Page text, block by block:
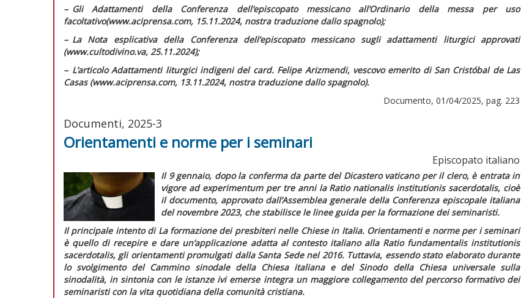
–GliAdattamenti della Conferenza dell’episcopato messicano all’Ordinario della messa per uso
facoltativo(www.aciprensa.com, 15.11.2024, nostra traduzione dallo spagnolo);
–La Nota esplicativa della Conferenza dell’episcopato messicano sugli adattamenti liturgici approvati
(www.cultodivino.va, 25.11.2024);
–L’articoloAdattamenti liturgici indigenidel card. Felipe Arizmendi, vescovo emerito di San Cristóbal de Las
Casas (www.aciprensa.com, 13.11.2024, nostra traduzione dallo spagnolo).
Documento, 01/04/2025, pag. 223
Documenti, 2025-3
Orientamenti e norme per i seminari
Episcopato italiano
Il 9 gennaio, dopo la conferma da parte del Dicastero vaticano per il clero, è entrata in
vigore ad experimentum per tre anni la Ratio nationalis institutionis sacerdotalis, cioè
il documento, approvato dall’Assemblea generale della Conferenza episcopale italiana
del novembre 2023, che stabilisce le linee guida per la formazione dei seminaristi.
Il principale intento di La formazione dei presbiteri nelle Chiese in Italia. Orientamenti e norme per i seminari
è quello di recepire e dare un’applicazione adatta al contesto italiano alla Ratio fundamentalis institutionis
sacerdotalis, gli orientamenti promulgati dalla Santa Sede nel 2016. Tuttavia, essendo stato elaborato durante
lo svolgimento del Cammino sinodale della Chiesa italiana e del Sinodo della Chiesa universale sulla
sinodalità, in sintonia con le istanze ivi emerse integra un maggiore collegamento del percorso formativo dei
seminaristi con la vita quotidiana della comunità cristiana.